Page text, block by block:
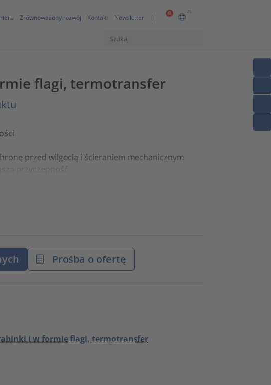
0 PL
Zrównoważony rozwój Kontakt Newsletter
flagi, termotransfer
przed wilgocią i ścieraniem mechanicznym
przyczepność
Prośba o ofertę
i w formie flagi, termotransfer